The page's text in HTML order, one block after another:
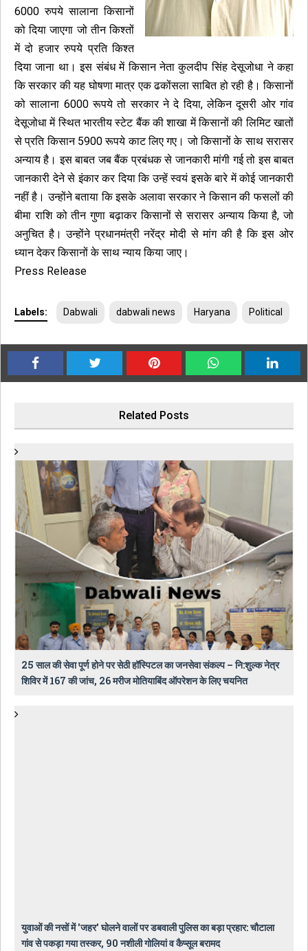
6000 रुपये सालाना किसानों
को दिया जाएगा जो तीन किश्तों
में दो हजार रुपये प्रति किश्त
दिया जाना था। इस संबंध में किसान नेता कुलदीप सिंह देसूजोधा ने कहा
कि सरकार की यह घोषणा मात्र एक ढकोंसला साबित हो रही है। किसानों
को सालाना 6000 रूपये तो सरकार ने दे दिया, लेकिन दूसरी ओर गांव
देसूजोधा में स्थित भारतीय स्टेट बैंक की शाखा में किसानों की लिमिट खातों
से प्रति किसान 5900 रूपये काट लिए गए। जो किसानों के साथ सरासर
अन्याय है। इस बाबत जब बैंक प्रबंधक से जानकारी मांगी गई तो इस बाबत
जानकारी देने से इंकार कर दिया कि उन्हें स्वयं इसके बारे में कोई जानकारी
नहीं है। उन्होंने बताया कि इसके अलावा सरकार ने किसान की फसलों की
बीमा राशि को तीन गुणा बढ़ाकर किसानों से सरासर अन्याय किया है, जो
अनुचित है। उन्होंने प्रधानमंत्री नरेंद्र मोदी से मांग की है कि इस ओर
ध्यान देकर किसानों के साथ न्याय किया जाए।
Press Release
Labels: Dabwali dabwali news Haryana Political
Related Posts
25 साल की सेवा पूर्ण होने पर सेठी हॉस्पिटल का जनसेवा संकल्प – नि:शुल्क नेत्र
शिविर में 167 की जांच, 26 मरीज मोतियाबिंद ऑपरेशन के लिए चयनित
युवाओं की नसों में 'जहर' घोलने वालों पर डबवाली पुलिस का बड़ा प्रहार: चौटाला
गांव से पकड़ा गया तस्कर, 90 नशीली गोलियां व कैप्सूल बरामद